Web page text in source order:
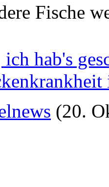
Fische
ich hab's
(20.